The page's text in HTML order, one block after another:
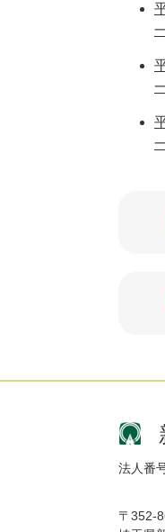
法人番
〒352-